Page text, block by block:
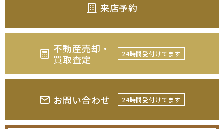
来店予約
不動産売却・
買取査定
24時間受付けてます
お問い合わせ 24時間受付けてます